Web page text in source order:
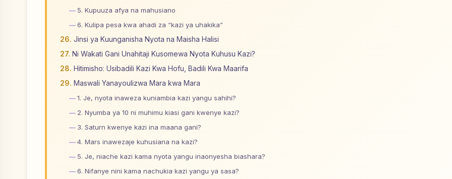
5. Kupuuza afya na mahusiano
6. Kulipa pesa kwa ahadi za “kazi ya uhakika”
Jinsi ya Kuunganisha Nyota na Maisha Halisi
Ni Wakati Gani Unahitaji Kusomewa Nyota Kuhusu Kazi?
Hitimisho: Usibadili Kazi Kwa Hofu, Badili Kwa Maarifa
Maswali Yanayoulizwa Mara kwa Mara
1. Je, nyota inaweza kuniambia kazi yangu sahihi?
2. Nyumba ya 10 ni muhimu kiasi gani kwenye kazi?
3. Saturn kwenye kazi ina maana gani?
4. Mars inawezaje kuhusiana na kazi?
5. Je, niache kazi kama nyota yangu inaonyesha biashara?
6. Nifanye nini kama nachukia kazi yangu ya sasa?